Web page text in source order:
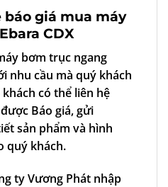
giá mua máy
CDX
bơm trục ngang
nhu cầu mà quý khách
có thể liên hệ
Báo giá, gửi
sản phẩm và hình
quý khách.
ty Vương Phát nhập